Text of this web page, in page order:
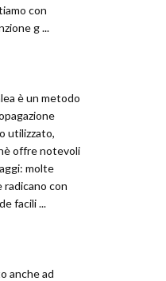
con
g ...
è un metodo
utilizzato,
offre notevoli
molte
radicano con
facili ...
anche ad